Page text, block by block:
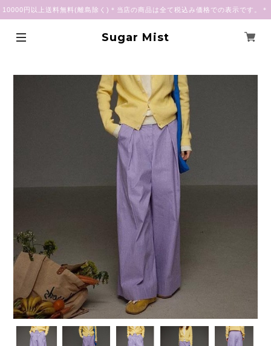
10000円以上送料無料(離島除く)＊当店の商品は全て税込み価格での表示です。＊
Sugar Mist